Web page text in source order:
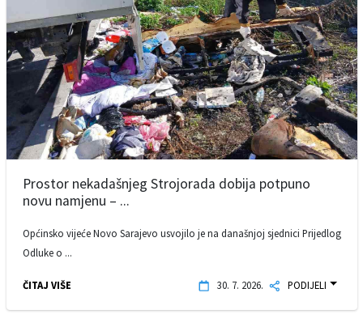
Prostor nekadašnjeg Strojorada dobija potpuno
novu namjenu – ...
Općinsko vijeće Novo Sarajevo usvojilo je na današnjoj sjednici Prijedlog
Odluke o ...
ČITAJ VIŠE 30. 7. 2026. PODIJELI